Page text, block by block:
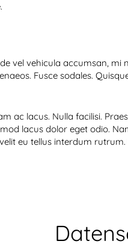
vel vehicula accumsan,
Fusce sodales.
ac lacus. Nulla facilisi.
lacus dolor eget odio.
eu tellus interdum